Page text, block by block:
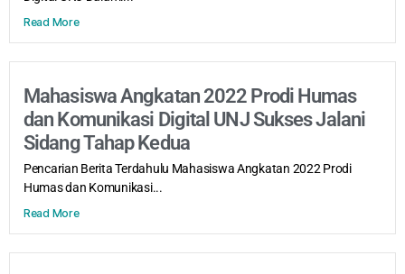
Read More
Mahasiswa Angkatan 2022 Prodi Humas
dan Komunikasi Digital UNJ Sukses Jalani
Sidang Tahap Kedua
Pencarian Berita Terdahulu Mahasiswa Angkatan 2022 Prodi
Humas dan Komunikasi...
Read More